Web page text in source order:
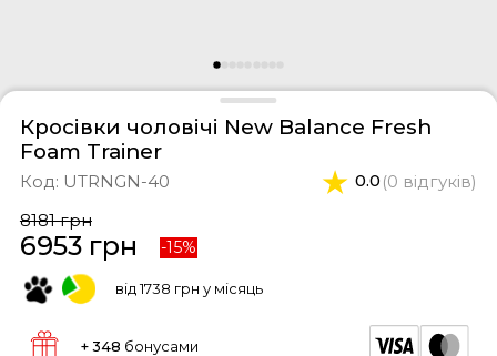
Кросівки чоловічі New Balance Fresh
Foam Trainer
Код: UTRNGN-40 0.0 (0 відгуків)
8181 грн
6953 грн -15%
від 1738 грн у місяць
+ 348 бонусами